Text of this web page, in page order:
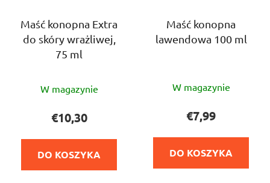
Maść konopna Extra
do skóry wrażliwej,
75 ml
ocena
produktu
wynosi
na
W magazynie
€10,30
DO KOSZYKA
Maść konopna
lawendowa 100 ml
ocena
produktu
wynosi
na
W magazynie
€7,99
DO KOSZYKA